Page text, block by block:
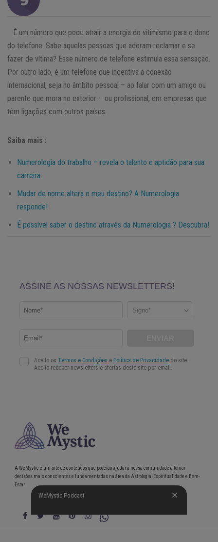
É um número que pode atrair a energia do vitimismo para o dono
do telefone. Sabe aquelas pessoas que adoram reclamar e se
fazer de vítima? Esse número de telefone estimula essa sensação.
Por outro lado, é um telefone que incentiva a conexão
internacional, seja no âmbito pessoal – ao falar com um amigo ou
parente que mora no exterior – ou profissional, em empresas que
têm ligações com outros países.
Saiba mais :
Numerologia do trabalho – revela o talento e aptidão para sua
carreira.
Mudar de nome altera o meu destino? A Numerologia
responde!
É possível saber o destino através da Numerologia ? Descubra!
WeMystic Podcast
A WeMystic é um site de conteúdos que poderão ajudar a nossa comunidade a tomar
decisões mais conscientes e fundamentadas na área da Astrologia, Espiritualidade e Bem-
Estar.
WeMystic Podcast